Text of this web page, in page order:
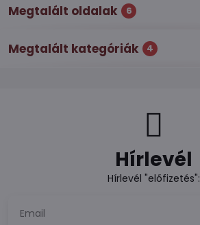
Megtalált oldalak 6
Megtalált kategóriák 4
Hírlevél
Hírlevél "előfizetés":